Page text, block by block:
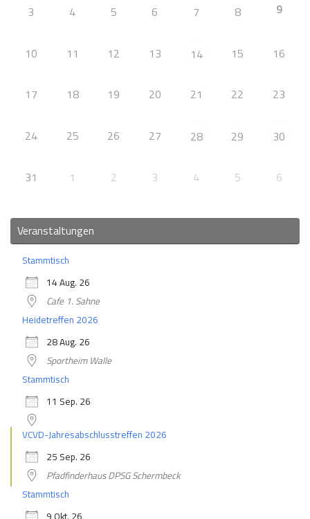
3 4 5 6 7 8 9
10 11 12 13 14 15 16
17 18 19 20 21 22 23
24 25 26 27 28 29 30
31 1 2 3 4 5 6
Veranstaltungen
Stammtisch
14 Aug. 26
Cafe 1. Sahne
Heidetreffen 2026
28 Aug. 26
Sportheim Walle
Stammtisch
11 Sep. 26
VCVD-Jahresabschlusstreffen 2026
25 Sep. 26
Pfadfinderhaus DPSG Schermbeck
Stammtisch
9 Okt. 26